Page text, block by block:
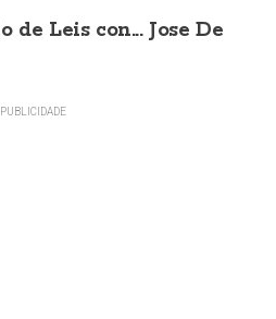
Leis con... Jose De